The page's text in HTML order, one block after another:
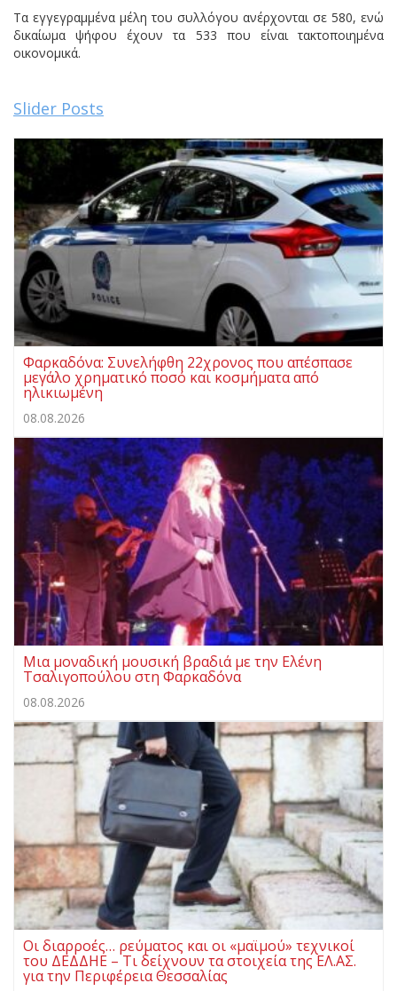
Τα εγγεγραμμένα μέλη του συλλόγου ανέρχονται σε 580, ενώ
δικαίωμα ψήφου έχουν τα 533 που είναι τακτοποιημένα
οικονομικά.
Slider Posts
Φαρκαδόνα: Συνελήφθη 22χρονος που απέσπασε
μεγάλο χρηματικό ποσό και κοσμήματα από
ηλικιωμένη
08.08.2026
Μια μοναδική μουσική βραδιά με την Ελένη
Τσαλιγοπούλου στη Φαρκαδόνα
08.08.2026
Οι διαρροές… ρεύματος και οι «μαϊμού» τεχνικοί
του ΔΕΔΔΗΕ – Τι δείχνουν τα στοιχεία της ΕΛ.ΑΣ.
για την Περιφέρεια Θεσσαλίας